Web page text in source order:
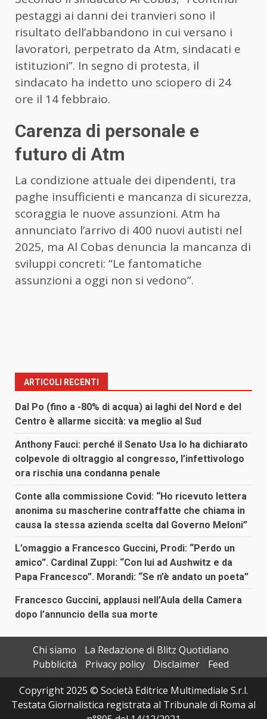
pestaggi ai danni dei tranvieri sono il
risultato dell’abbandono in cui versano i
lavoratori, perpetrato da Atm, sindacati e
istituzioni”. In segno di protesta, il
sindacato ha indetto uno sciopero di 24
ore il 14 febbraio.
Carenza di personale e
futuro di Atm
La condizione attuale dei dipendenti, tra
paghe insufficienti e mancanza di sicurezza,
scoraggia le nuove assunzioni. Atm ha
annunciato l’arrivo di 400 nuovi autisti nel
2025, ma Al Cobas denuncia la mancanza di
sviluppi concreti: “Le fantomatiche
assunzioni a oggi non si vedono”.
ARTICOLI RECENTI
Dal Po (fino a -80% di acqua) ai laghi del Nord e del
Centro è allarme siccità: va meglio al Sud
Anthony Fauci: perché il Senato Usa lo ha dichiarato
colpevole di oltraggio al congresso, l’infettivologo
ora rischia una condanna penale
Conte alla commissione Covid: “Ho ricevuto lettera
anonima su mascherine contraffatte che chiama in
causa la stessa azienda scelta dal Governo Meloni”
L’omaggio a Francesco Guccini, Prodi: “Perdo un
amico”. Cardinal Zuppi: “Con lui ad Aushwitz e da
Papa Francesco”. Morandi: “Se n’è andato un poeta”
Francesco Guccini, applausi nell’Aula della Camera
dopo l’annuncio della sua morte
Chi siamo
La Redazione di Blitz Quotidiano
Pubblicità
Privacy policy Disclaimer
Feed
Copyright 2025 © Società Editrice Multimediale S.r.l.
Testata Giornalistica registrata al Tribunale di Roma al